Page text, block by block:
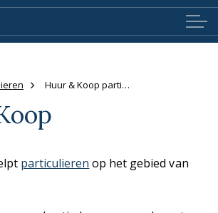
Huur & Koop particulier
particulieren op het gebied van